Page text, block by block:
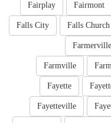
Fairmont
Fairplay
Falls Church
Falls City
Farmerville
Farmville
Fayette
Fayetteville